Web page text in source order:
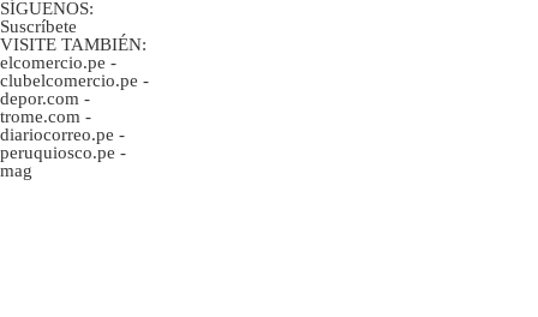
SÍGUENOS:
Suscríbete
VISITE TAMBIÉN:
elcomercio.pe -
clubelcomercio.pe -
depor.com -
trome.com -
diariocorreo.pe -
peruquiosco.pe -
mag